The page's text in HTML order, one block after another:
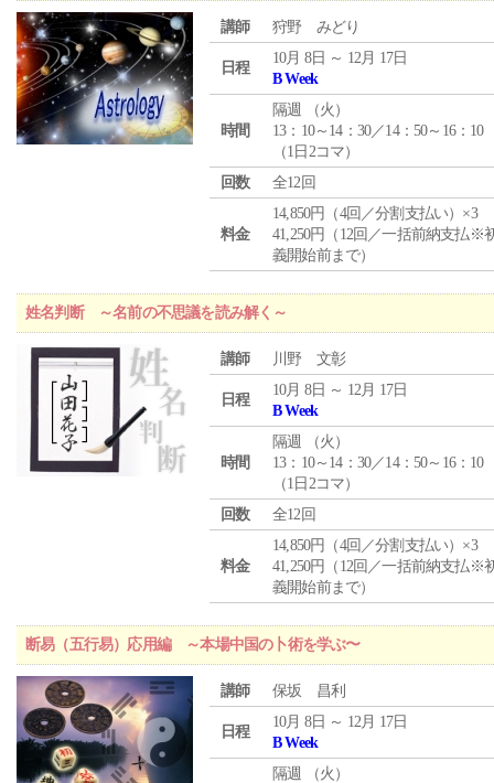
講師 狩野 みどり
日程
10月 8日 ～ 12月 17日
B Week
時間
隔週 （火 ）
13：10～14：30／14：50～16：10
（1日2コマ）
回数
全12回
料金
14,850円（4回／分割支払い）×3
41,250円（12回／一括前納支払※
義開始前まで）
姓名判断 ～名前の不思議を読み解く～
講師 川野 文彰
日程
10月 8日 ～ 12月 17日
B Week
時間
隔週 （火 ）
13：10～14：30／14：50～16：10
（1日2コマ）
回数
全12回
料金
14,850円（4回／分割支払い）×3
41,250円（12回／一括前納支払※
義開始前まで）
断易（五行易）応用編 ～本場中国の卜術を学ぶ〜
講師 保坂 昌利
日程
10月 8日 ～ 12月 17日
B Week
隔週 （火 ）